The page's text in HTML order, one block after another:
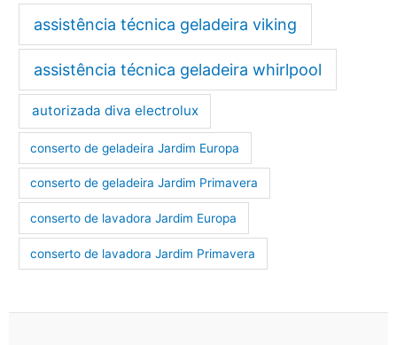
assistência técnica geladeira viking
assistência técnica geladeira whirlpool
autorizada diva electrolux
conserto de geladeira Jardim Europa
conserto de geladeira Jardim Primavera
conserto de lavadora Jardim Europa
conserto de lavadora Jardim Primavera